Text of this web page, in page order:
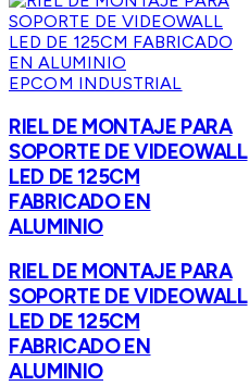
EPCOM INDUSTRIAL
RIEL DE MONTAJE PARA
SOPORTE DE VIDEOWALL
LED DE 125CM
FABRICADO EN
ALUMINIO
RIEL DE MONTAJE PARA
SOPORTE DE VIDEOWALL
LED DE 125CM
FABRICADO EN
ALUMINIO